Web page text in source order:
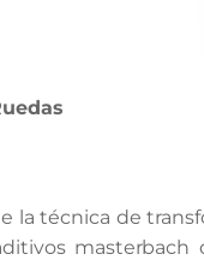
la técnica de